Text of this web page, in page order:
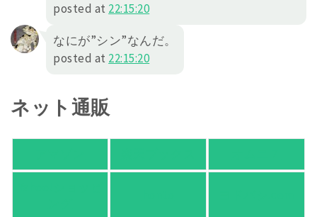
posted at 22:15:20
なにが”シン”なんだ。
posted at 22:15:20
ネット通販